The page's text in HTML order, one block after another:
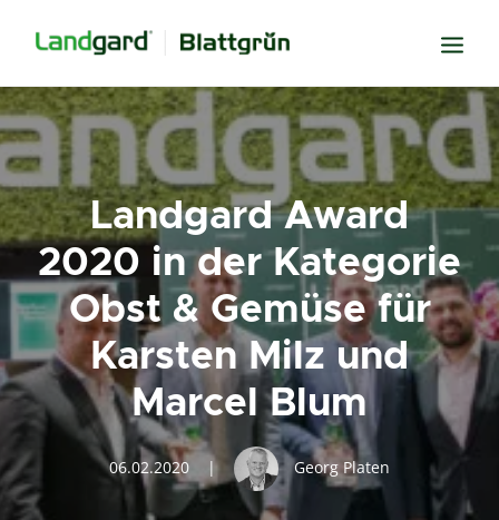
Neugier
Inspiration
Verbundenheit
Transparenz
Freude
Erfolg
Miteinander
Wissen
Suche
Landgard Award
2020 in der Kategorie
Obst & Gemüse für
Karsten Milz und
Marcel Blum
06.02.2020 | Georg Platen